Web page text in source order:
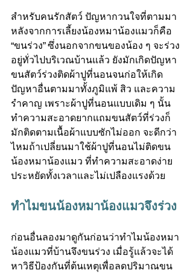
สำหรับคนรักสัตว์ ปัญหากวนใจที่ตามมา
หลังจากการเลี้ยงน้องหมาน้องแมวก็คือ
“ขนร่วง” ซึ่งนอกจากขนของน้อง ๆ จะร่วง
อยู่ทั่วไปบริเวณบ้านแล้ว ยังมักเกิดปัญหา
ขนสัตว์ร่วงติดผ้าปูที่นอนจนก่อให้เกิด
ปัญหาอื่นตามมาทั้งภูมิแพ้ สิว และความ
รำคาญ เพราะผ้าปูที่นอนแบบเดิม ๆ นั้น
ทำความสะอาดยากแถมขนสัตว์ที่ร่วงก็
มักติดตามเนื้อผ้าแบบซักไม่ออก จะดีกว่า
ไหมถ้าเปลี่ยนมาใช้ผ้าปูที่นอนไม่ติดขน
น้องหมาน้องแมว ที่ทำความสะอาดง่าย
ประหยัดทั้งเวลาและไม่เปลืองแรงด้วย
ทำไมขนน้องหมาน้องแมวจึงร่วง
ก่อนอื่นลองมาดูกันก่อนว่าทำไมน้องหมา
น้องแมวที่บ้านจึงขนร่วง เมื่อรู้แล้วจะได้
หาวิธีป้องกันที่ต้นเหตุเพื่อลดปริมาณขน